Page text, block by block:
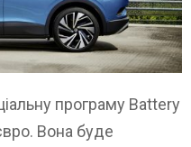
програму Battery
Вона буде